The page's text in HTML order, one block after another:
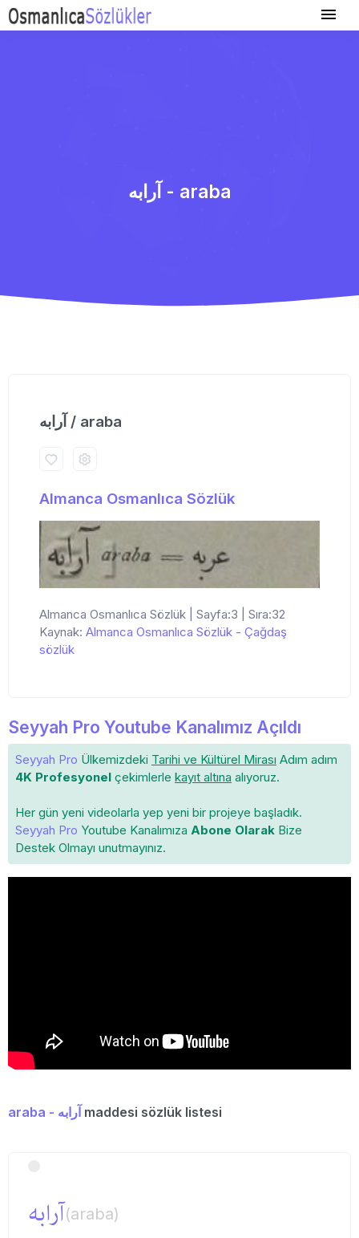
آرابه - araba
آرابه / araba
Almanca Osmanlıca Sözlük
Almanca Osmanlıca Sözlük | Sayfa:3 | Sıra:32
Kaynak: Almanca Osmanlıca Sözlük - Çağdaş
sözlük
Seyyah Pro Youtube Kanalımız Açıldı
Seyyah Pro Ülkemizdeki Tarihi ve Kültürel Mirası Adım adım
4K Profesyonel çekimlerle kayıt altına alıyoruz.
Her gün yeni videolarla yep yeni bir projeye başladık.
Seyyah Pro Youtube Kanalımıza Abone Olarak Bize
Destek Olmayı unutmayınız.
araba - آرابه maddesi sözlük listesi
آرابه(araba)